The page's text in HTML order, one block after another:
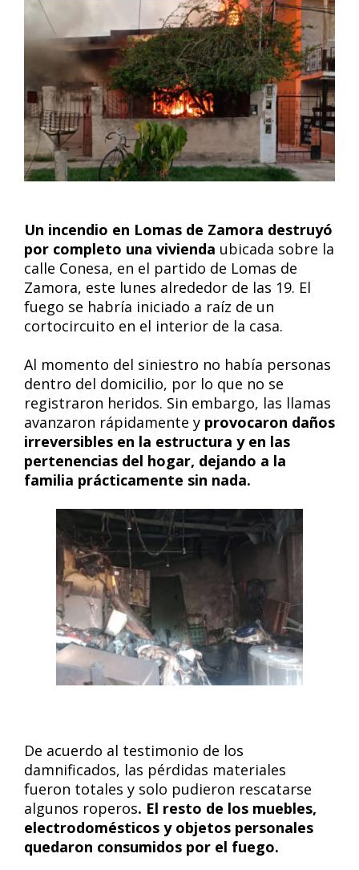
Un incendio en Lomas de Zamora destruyó
por completo una vivienda ubicada sobre la
calle Conesa, en el partido de Lomas de
Zamora, este lunes alrededor de las 19. El
fuego se habría iniciado a raíz de un
cortocircuito en el interior de la casa.
Al momento del siniestro no había personas
dentro del domicilio, por lo que no se
registraron heridos. Sin embargo, las llamas
avanzaron rápidamente y provocaron daños
irreversibles en la estructura y en las
pertenencias del hogar, dejando a la
familia prácticamente sin nada.
De acuerdo al testimonio de los
damnificados, las pérdidas materiales
fueron totales y solo pudieron rescatarse
algunos roperos. El resto de los muebles,
electrodomésticos y objetos personales
quedaron consumidos por el fuego.